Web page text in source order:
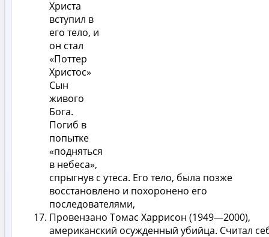
Христа
вступил в
его тело, и
он стал
«Поттер
Христос»
Сын
живого
Бога.
Погиб в
попытке
«подняться
в небеса»,
спрыгнув с утеса. Его тело, была позже
восстановлено и похоронено его
последователями,
Провензано Томас Харрисон (1949—2000),
американский осужденный убийца. Считал